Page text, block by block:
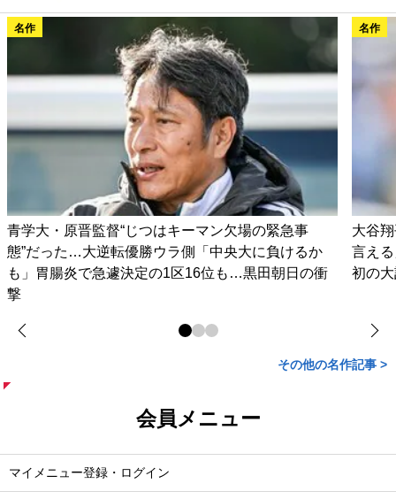
名作
青学大・原晋監督“じつはキーマン欠場の緊急事
態”だった…大逆転優勝ウラ側「中央大に負けるか
も」胃腸炎で急遽決定の1区16位も…黒田朝日の衝
撃
名作
大谷
言え
初の
その他の名作記事 >
会員メニュー
マイメニュー登録・ログイン